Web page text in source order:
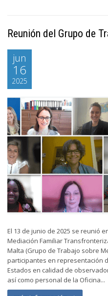
Reunión del Grupo de
jun
16
2025
El 13 de junio de 2025 se reunió
Mediación Familiar
Malta (Grupo de Trabajo sobre
participantes en representación
Estados en calidad de
así como personal de la Oficina...